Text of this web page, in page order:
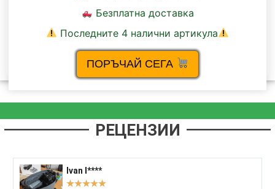
Безплатна доставка
Последните 4 налични артикула
ПОРЪЧАЙ СЕГА
РЕЦЕНЗИИ
Ivan I****​
★★★★★